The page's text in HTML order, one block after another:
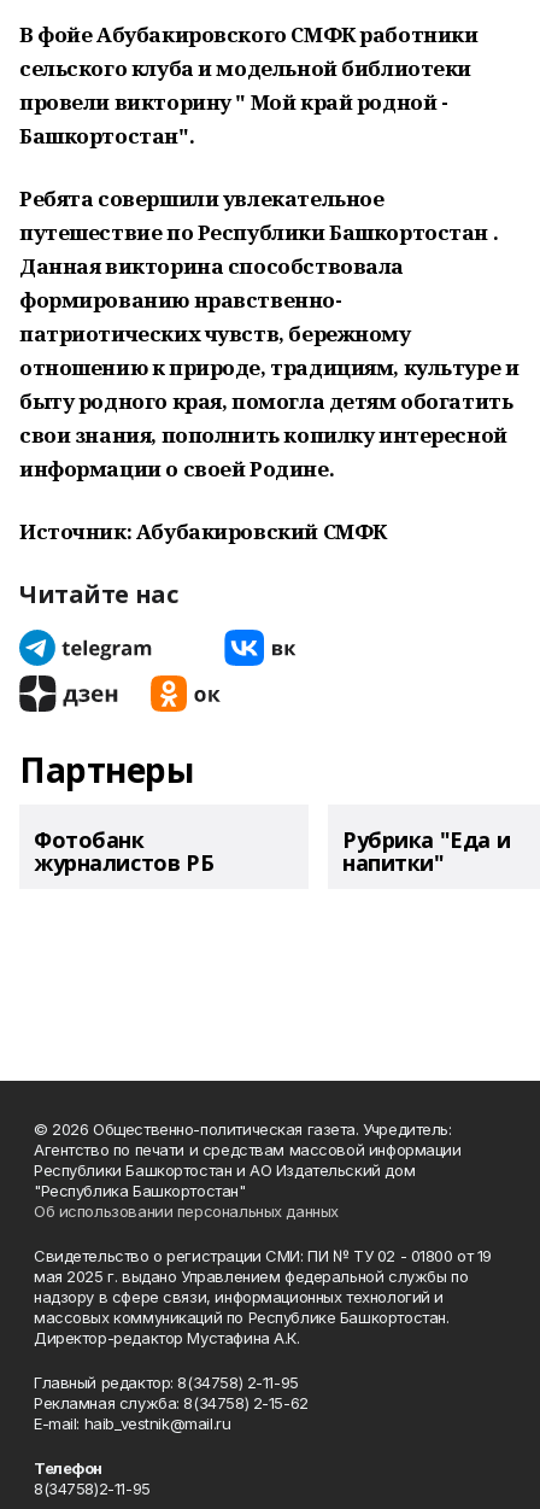
В фойе Абубакировского СМФК работники
сельского клуба и модельной библиотеки
провели викторину " Мой край родной -
Башкортостан".
Ребята совершили увлекательное
путешествие по Республики Башкортостан .
Данная викторина способствовала
формированию нравственно-
патриотических чувств, бережному
отношению к природе, традициям, культуре и
быту родного края, помогла детям обогатить
свои знания, пополнить копилку интересной
информации о своей Родине.
Источник: Абубакировский СМФК
Читайте нас
Партнеры
Фотобанк
журналистов РБ
Рубрика "Еда и
напитки"
© 2026 Общественно-политическая газета. Учредитель:
Агентство по печати и средствам массовой информации
Республики Башкортостан и АО Издательский дом
"Республика Башкортостан"
Об использовании персональных данных
Свидетельство о регистрации СМИ: ПИ № ТУ 02 - 01800 от 19
мая 2025 г. выдано Управлением федеральной службы по
надзору в сфере связи, информационных технологий и
массовых коммуникаций по Республике Башкортостан.
Директор-редактор Мустафина А.К.
Главный редактор: 8(34758) 2-11-95
Рекламная служба: 8(34758) 2-15-62
Е-mаil: haib_vestnik@mail.ru
Телефон
8(34758)2-11-95